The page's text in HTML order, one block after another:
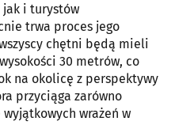
jak i turystów
trwa proces jego
chętni będą mieli
30 metrów, co
na okolicę z perspektywy
przyciąga zarówno
wrażeń w